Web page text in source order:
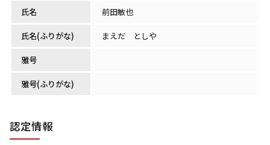
氏名 前田敏也
氏名(ふりがな) まえだ としや
雅号
雅号(ふりがな)
認定情報